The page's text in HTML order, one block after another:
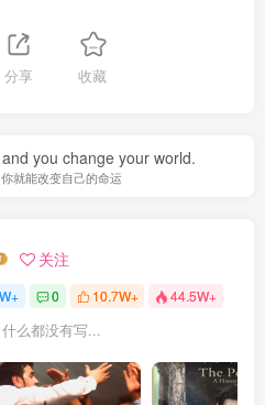
分享 收藏
you change your world.
就能改变自己的命运
关注
0 10.7W+ 44.5W+
么都没有写...